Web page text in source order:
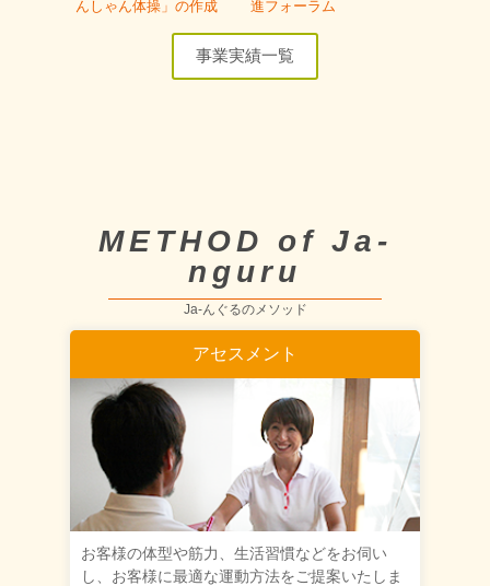
んしゃん体操」の作成 進フォーラム
事業実績一覧
METHOD of Ja-
nguru
Ja-んぐるのメソッド
アセスメント
お客様の体型や筋力、生活習慣などをお伺い
し、お客様に最適な運動方法をご提案いたしま